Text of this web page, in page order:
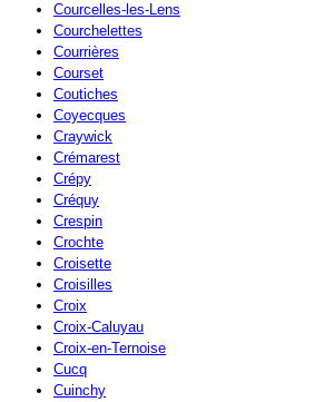
Courcelles-les-Lens
Courchelettes
Courrières
Courset
Coutiches
Coyecques
Craywick
Crémarest
Crépy
Créquy
Crespin
Crochte
Croisette
Croisilles
Croix
Croix-Caluyau
Croix-en-Ternoise
Cucq
Cuinchy